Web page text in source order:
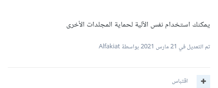
يمكنك استخدام نفس الآلية لحماية المجلدات الأخرى
تم التعديل في 21 مارس 2021 بواسطة Alfakiat
اقتباس